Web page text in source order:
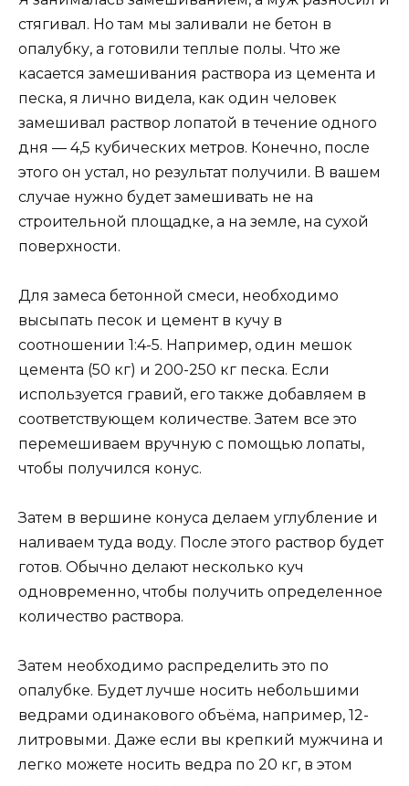
стягивал. Но там мы заливали не бетон в
опалубку, а готовили теплые полы. Что же
касается замешивания раствора из цемента и
песка, я лично видела, как один человек
замешивал раствор лопатой в течение одного
дня — 4,5 кубических метров. Конечно, после
этого он устал, но результат получили. В вашем
случае нужно будет замешивать не на
строительной площадке, а на земле, на сухой
поверхности.
Для замеса бетонной смеси, необходимо
высыпать песок и цемент в кучу в
соотношении 1:4-5. Например, один мешок
цемента (50 кг) и 200-250 кг песка. Если
используется гравий, его также добавляем в
соответствующем количестве. Затем все это
перемешиваем вручную с помощью лопаты,
чтобы получился конус.
Затем в вершине конуса делаем углубление и
наливаем туда воду. После этого раствор будет
готов. Обычно делают несколько куч
одновременно, чтобы получить определенное
количество раствора.
Затем необходимо распределить это по
опалубке. Будет лучше носить небольшими
ведрами одинакового объёма, например, 12-
литровыми. Даже если вы крепкий мужчина и
легко можете носить ведра по 20 кг, в этом